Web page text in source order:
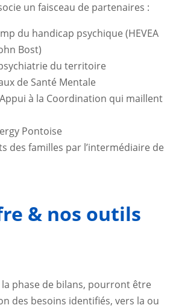
un faisceau de partenaires :
du handicap psychique (HEVEA
Bost)
du territoire
de Santé Mentale
à la Coordination qui maillent
Pontoise
des familles par l’intermédiaire de
& nos outils
la phase de bilans, pourront être
des besoins identifiés, vers la ou